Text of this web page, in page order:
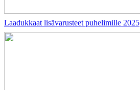
Laadukkaat lisävarusteet puhelimille 2025